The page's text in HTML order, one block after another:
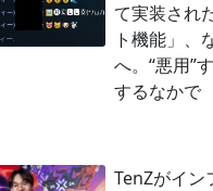
て実装され
ト機能」、
へ。“悪用”
するなかで
TenZがイン